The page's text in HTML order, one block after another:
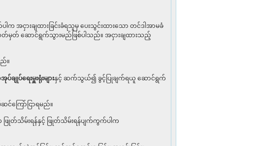
အငှားချထားခြင်းခံရသူမှ ပေးသွင်းထားသော တင်ဒါအာမခံ
သတ်မှတ် ဆောင်ရွက်သွားမည်ဖြစ်ပါသည်။ အငှားချထားသည့်
။
ျုပ်ရေးမှူးရုံးများနှင့် ဆက်သွယ်၍ ခွင့်ပြုချက်ရယူ ဆောင်ရွက်
ကြော်ငြာရမည်။
ဖြုတ်သိမ်းရန်နှင့် ဖြုတ်သိမ်းရန်ပျက်ကွက်ပါက